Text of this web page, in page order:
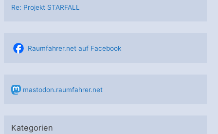
Re: Projekt STARFALL
Raumfahrer.net auf Facebook
mastodon.raumfahrer.net
Kategorien